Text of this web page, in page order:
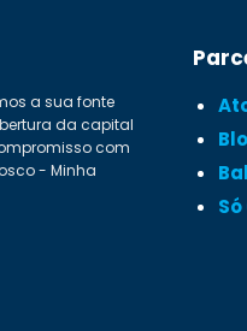
a sua fonte
da capital
com
- Minha